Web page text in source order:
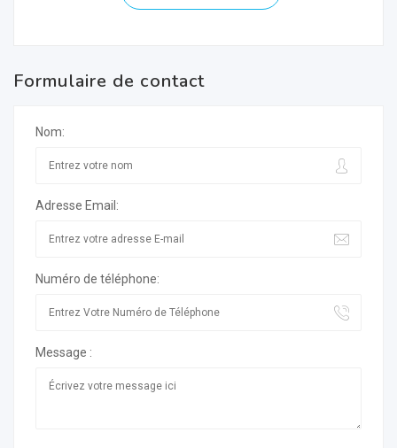
Formulaire de contact
Nom:
Adresse Email:
Numéro de téléphone:
Message :